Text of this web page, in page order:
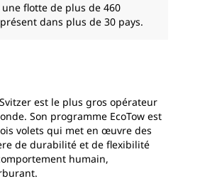
flotte de plus de 460
dans plus de 30 pays.
est le plus gros opérateur
Son programme EcoTow est
volets qui met en œuvre des
de durabilité et de flexibilité
humain,